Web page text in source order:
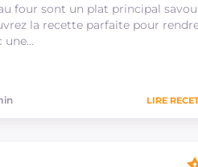
four sont un plat principal
la recette parfaite pour
une…
LIRE